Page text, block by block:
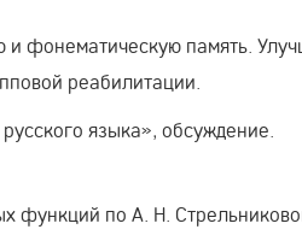
фонематическую память.
реабилитации.
языка», обсуждение.
функций по А. Н.